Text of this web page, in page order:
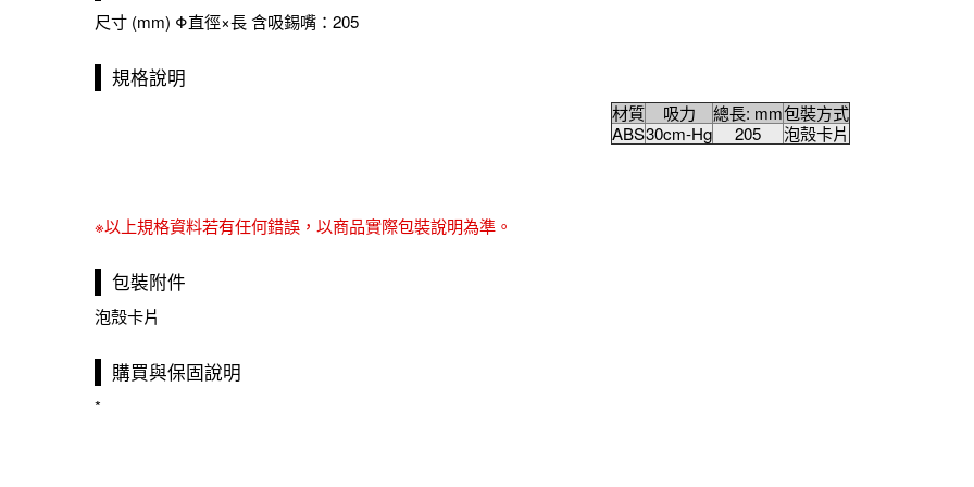
尺寸 (mm) Φ直徑×長 含吸錫嘴：205
規格說明
材質 吸力 總長: mm包裝方式
ABS30cm-Hg 205 泡殼卡片
※以上規格資料若有任何錯誤，以商品實際包裝說明為準。
包裝附件
泡殼卡片
購買與保固說明
*